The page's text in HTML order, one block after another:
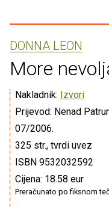
DONNA LEON
More
Nakladnik: Izvori
Prijevod: Nenad
07/2006.
325 str., tvrdi uvez
ISBN 9532032592
Cijena: 18.58 eur
Preračunato po fiksnom